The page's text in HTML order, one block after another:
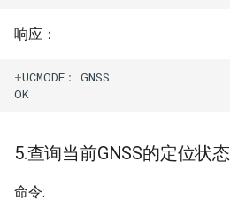
响应：
+UCMODE :
GNSS
OK
5.查询当前GNSS的定位状态
命令: